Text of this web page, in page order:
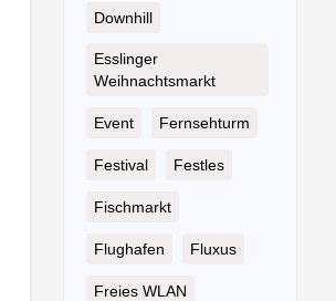
Downhill
Esslinger
Weihnachtsmarkt
Event Fernsehturm
Festival Festles
Fischmarkt
Flughafen Fluxus
Freies WLAN